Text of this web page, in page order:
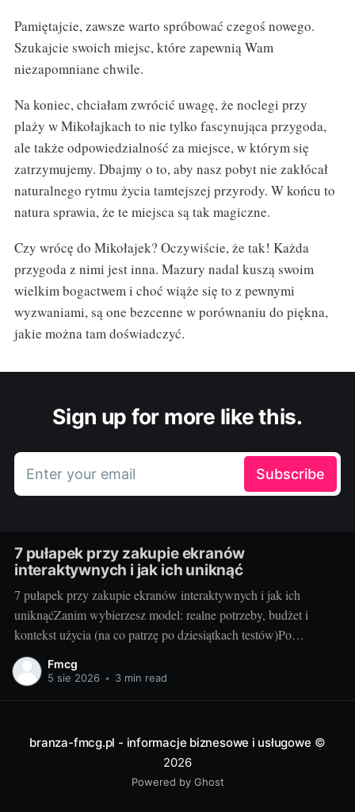
Pamiętajcie, zawsze warto spróbować czegoś nowego.
Szukajcie swoich miejsc, które zapewnią Wam
niezapomniane chwile.
Na koniec, chciałam zwrócić uwagę, że noclegi przy
plaży w Mikołajkach to nie tylko fascynująca przygoda,
ale także odpowiedzialność za miejsce, w którym się
zatrzymujemy. Dbajmy o to, aby nasz pobyt nie zakłócał
naturalnego rytmu życia tamtejszej przyrody. W końcu to
natura sprawia, że te miejsca są tak magiczne.
Czy wrócę do Mikołajek? Oczywiście, że tak! Każda
przygoda z nimi jest inna. Mazury nadal kuszą swoim
wielkim bogactwem i choć wiąże się to z pewnymi
wyzwaniami, są one bezcenne w porównaniu do piękna,
jakie można tam doświadczyć.
Sign up for more like this.
Enter your email Subscribe
7 pułapek przy zakupie ekranów
interaktywnych i jak ich uniknąć
7 pułapek przy zakupie ekranów interaktywnych i jak ich
uniknąćZanim wybierzesz model: realne potrzeby, budżet i
kontekst użycia (na co patrzę po dziesiątkach testów)Po
dziesiątkach testów w szkołach i salach konferencyjnych wiem
jedno: najlepszy ekran to ten, który pasuje do Waszego stylu
Fmcg
5 sie 2026 • 3 min read
branza-fmcg.pl - informacje biznesowe i usługowe ©
2026
Powered by Ghost